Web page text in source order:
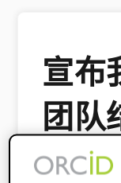
宣布
团队
2018 年 12